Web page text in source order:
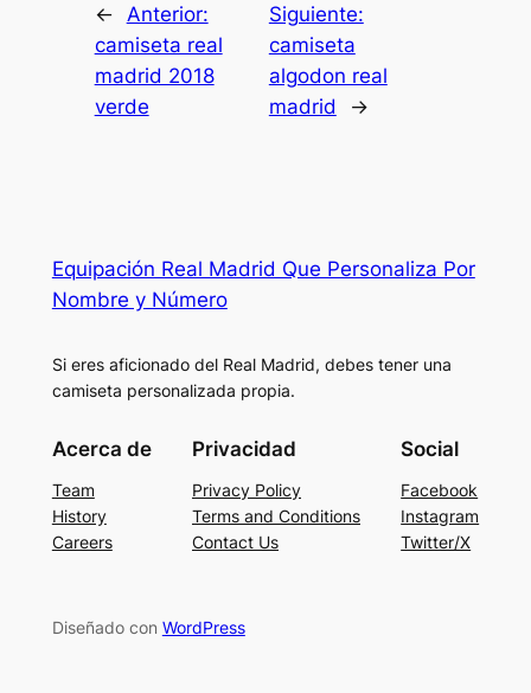
←
Anterior:
camiseta real
madrid 2018
verde
Siguiente:
camiseta
algodon real
madrid
→
Equipación Real Madrid Que Personaliza Por
Nombre y Número
Si eres aficionado del Real Madrid, debes tener una
camiseta personalizada propia.
Acerca de
Team
History
Careers
Privacidad
Privacy Policy
Terms and Conditions
Contact Us
Social
Facebook
Instagram
Twitter/X
Diseñado con WordPress